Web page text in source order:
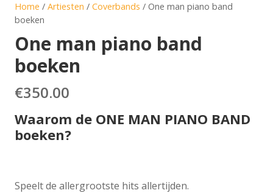
Home / Artiesten / Coverbands / One man piano band
boeken
One man piano band
boeken
€350.00
Waarom de ONE MAN PIANO BAND
boeken?
Speelt de allergrootste hits allertijden.